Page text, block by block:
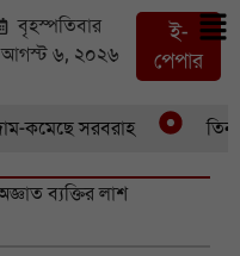
বৃহস্পতিবার
আগস্ট ৬, ২০২৬
ই-
পেপার
কমেছে সরবরাহ তিন
ব্যক্তির লাশ